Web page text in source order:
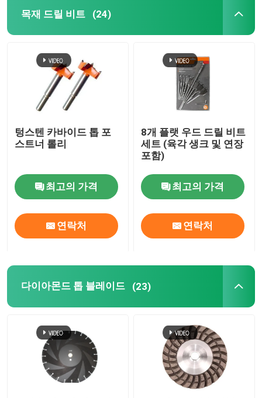
목재 드릴 비트 (24)
텅스텐 카바이드 톱 포
스트너 롤리
최고의 가격
연락처
8개 플랫 우드 드릴 비트
세트 (육각 생크 및 연장
포함)
최고의 가격
연락처
다이아몬드 톱 블레이드 (23)